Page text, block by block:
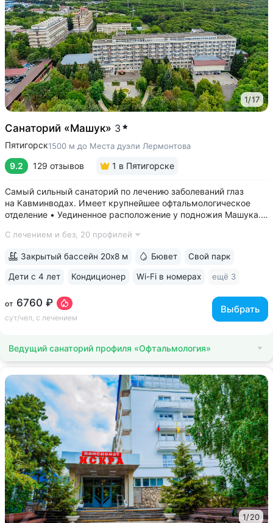
1/17
Санаторий «Машук» 3
Пятигорск1500 м до Места дуэли Лермонтова
9.2 129 отзывов 1 в Пятигорске
Самый сильный санаторий по лечению заболеваний глаз
на Кавминводах. Имеет крупнейшее офтальмологическое
отделение • Уединенное расположение у подножия Машука.
площадка Ворота любви, начало терренкура вокруг Машука.
С лечением и без, 20 профилей
от 6760 ₽
сут/чел, с лечением
Выбрать
Закрытый бассейн 20х8 м Бювет Свой парк
Дети с 4 лет Кондиционер Wi-Fi в номерах ещё 3
Ведущий санаторий профиля «Офтальмология»
1/20